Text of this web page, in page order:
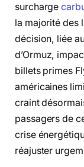
surcharge
la majorité des
décision, liée
d’Ormuz,
billets primes
américaines
craint
passagers de
crise
réajuster